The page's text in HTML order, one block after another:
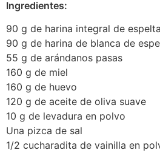
Ingredientes:
90 g de harina integral de espelta
90 g de harina de blanca de
55 g de arándanos pasas
160 g de miel
160 g de huevo
120 g de aceite de oliva suave
10 g de levadura en polvo
Una pizca de sal
1/2 cucharadita de vainilla en